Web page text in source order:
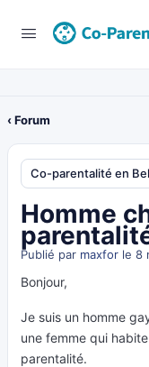
‹ Forum
Co-parentalité en
Homme
Publié par maxfor le 8
Bonjour,
Je suis un homme
une femme qui
parentalité.